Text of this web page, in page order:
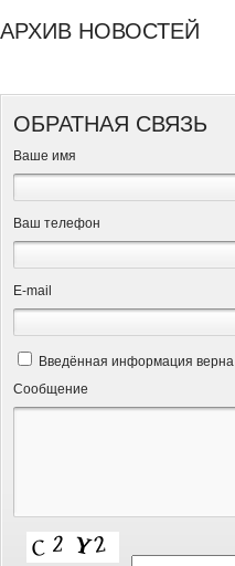
АРХИВ НОВОСТЕЙ
ОБРАТНАЯ СВЯЗЬ
Ваше имя
Ваш телефон
Е-mail
Введённая информация верна
Сообщение